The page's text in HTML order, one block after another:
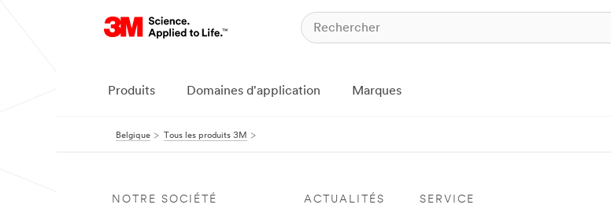
Produits Domaines d'application Marques
Belgique Tous les produits 3M
NOTRE SOCIÉTÉ ACTUALITÉS SERVICE